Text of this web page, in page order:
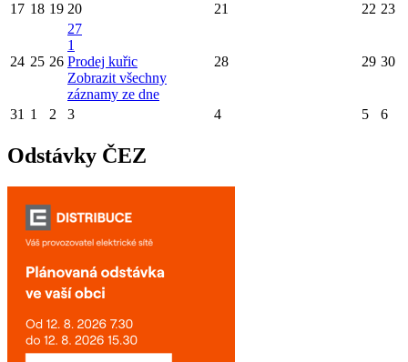
17 18 19 20 21 22 23
24 25 26
27
1
Prodej kuřic
Zobrazit všechny
záznamy ze dne
28 29 30
31 1 2 3 4 5 6
Odstávky ČEZ